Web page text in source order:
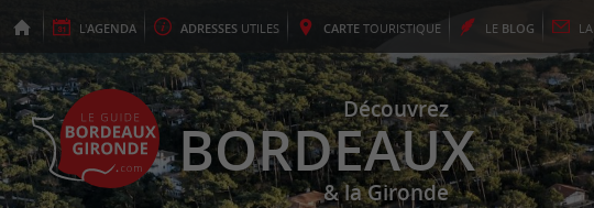
L'AGENDA ADRESSES UTILES CARTE TOURISTIQUE LE BLOG LA
Découvrez
BORDEAUX
& la Gironde